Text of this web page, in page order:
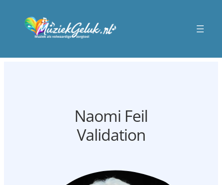
Naomi Feil
Validation